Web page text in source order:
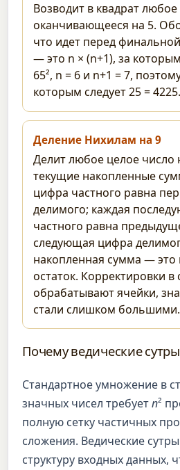
Возводит в квадрат любое
оканчивающееся на 5.
что идет перед
— это n × (n+1), за
65², n = 6 и n+1 = 7,
которым следует 25 = 4225.
Деление Нихилам на 9
Делит любое целое число
текущие накопленные
цифра частного равна
делимого; каждая
частного равна
следующая цифра
накопленная сумма —
остаток. Корректировки в
обрабатывают ячейки,
стали слишком большими.
Почему ведические
Стандартное умножение в
значных чисел требуетn²
полную сетку частичных
сложения. Ведические
структуру входных данных,